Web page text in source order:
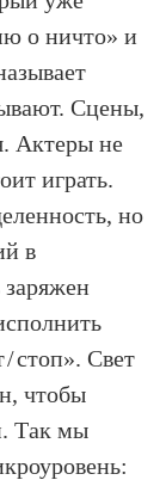
о ничто» и
Сцены,
Актеры не
играть.
но
в
стоп». Свет
чтобы
Так мы